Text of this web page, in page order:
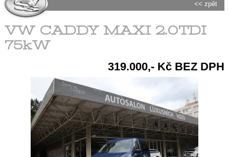
<< zpět
VW CADDY MAXI 2.0TDI
75kW
319.000,- Kč BEZ DPH